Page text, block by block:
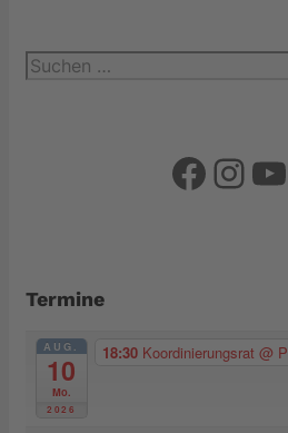
Suchen
nach:
Termine
AUG.
10
Mo.
2026
18:30 Koordinierungsrat @